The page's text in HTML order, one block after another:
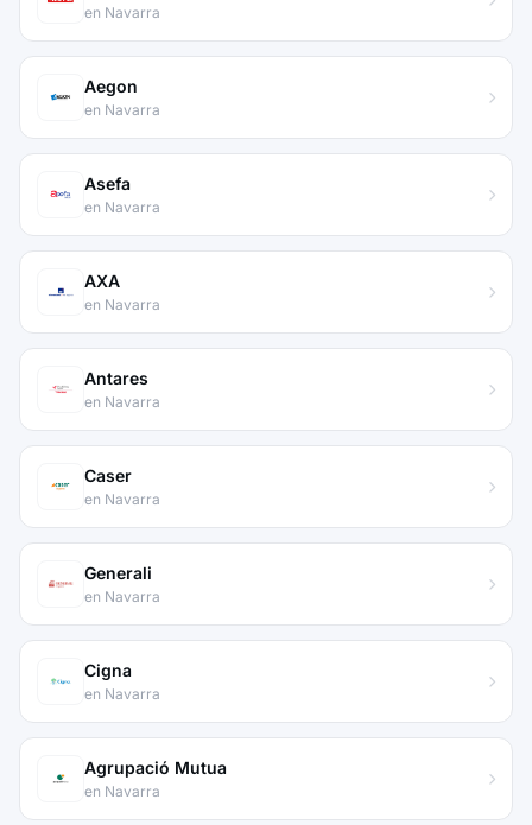
en Navarra
Aegon
en Navarra
Asefa
en Navarra
AXA
en Navarra
Antares
en Navarra
Caser
en Navarra
Generali
en Navarra
Cigna
en Navarra
Agrupació Mutua
en Navarra